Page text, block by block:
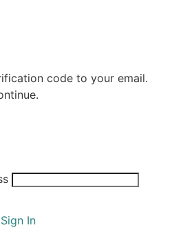
code to your email.
Sign In